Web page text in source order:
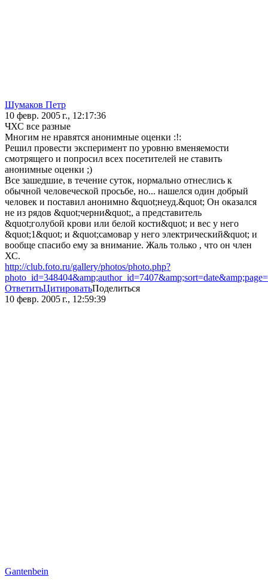
Шумаков Петр
10 февр. 2005 г., 12:17:36
ЧХС все разные
Многим не нравятся анонимные оценки :!:
Решил провести эксперимент по уровню вменяемости
смотрящего и попросил всех посетителей не ставить
анонимные оценки ;)
Все зашедшие, в течение суток, нормально отнеслись к
обычной человеческой просьбе, но... нашелся один добрый
человек и поставил анонимно &quot;неуд.&quot; Он оказался
не из рядов &quot;черни&quot;, а представитель
&quot;голубой крови или белой кости&quot; и вес у него
&quot;1&quot; и &quot;самовар у него электрический&quot; и
вообще спасибо ему за внимание. Жаль только , что он член
ХС.
http://club.foto.ru/gallery/photos/photo.php?
ОтветитьЦитироватьПоделиться
10 февр. 2005 г., 12:59:39
Gantenbein